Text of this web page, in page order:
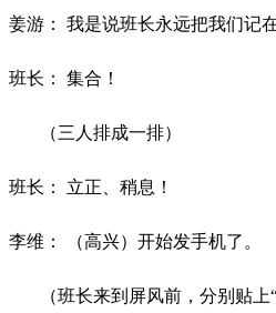
姜游： 我是说班长永远把我们记
班长： 集合！
（三人排成一排）
班长： 立正、稍息！
李维： （高兴）开始发手机了。
（班长来到屏风前，分别贴上